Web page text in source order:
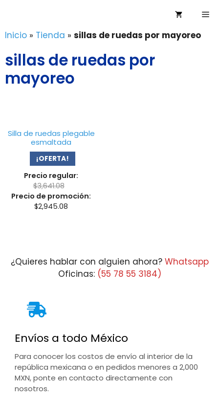
contenido
Inicio » Tienda » sillas de ruedas por mayoreo
sillas de ruedas por
mayoreo
Silla de ruedas plegable
esmaltada
¡OFERTA!
Precio regular:
$3,641.08
Precio de promoción:
$2,945.08
¿Quieres hablar con alguien ahora? Whatsapp
Oficinas: (55 78 55 3184)
Envíos a todo México
Para conocer los costos de envío al interior de la
república mexicana o en pedidos menores a 2,000
MXN, ponte en contacto directamente con
nosotros.